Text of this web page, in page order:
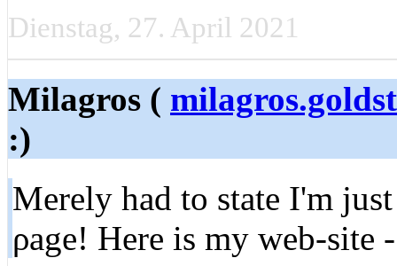
Dienstag, 27. April 2021
Milagros (
:)
Merеly had to state I'm
ρage! Here is my wеb-site